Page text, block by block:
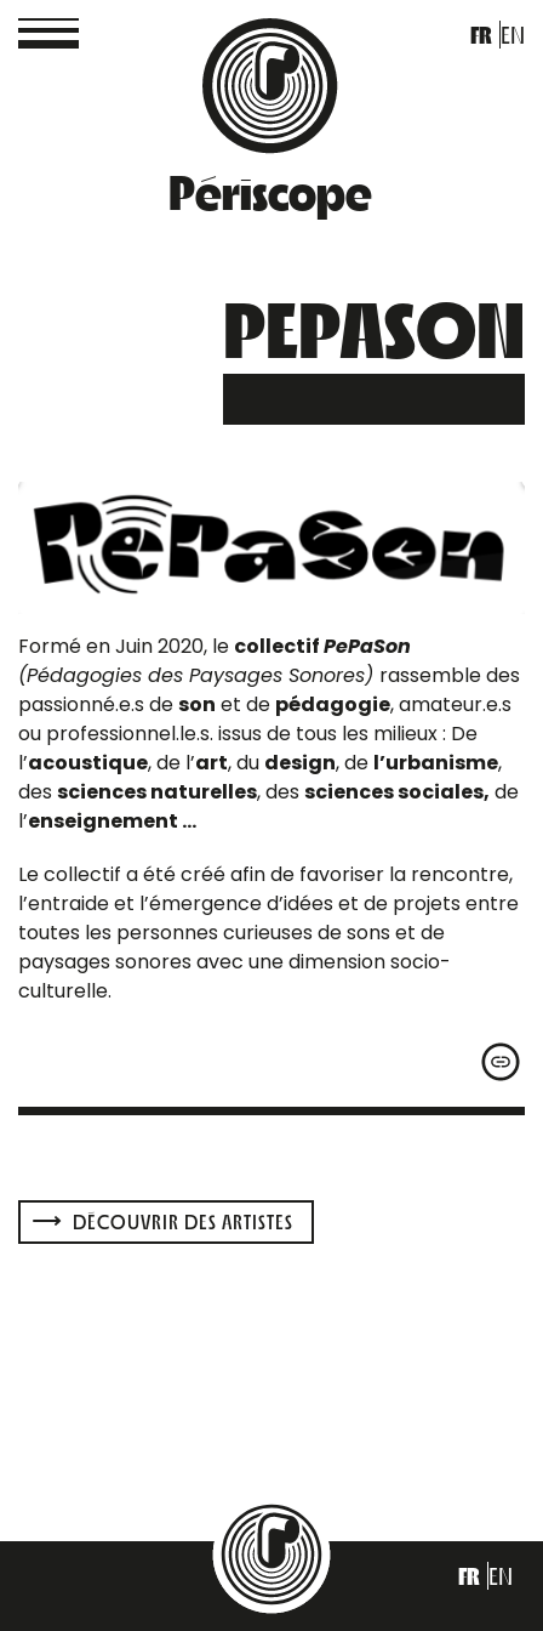
Périscope
FR EN
PEPASON
Formé en Juin 2020, le collectifPePaSon
(Pédagogies des Paysages Sonores) rassemble des
passionné.e.s deson et de pédagogie, amateur.e.s
ou professionnel.le.s. issus de tous les milieux : De
l’acoustique, de l’art, du design, de l’urbanisme,
dessciences naturelles, dessciences sociales, de
l’enseignement …
Le collectif a été créé afin de favoriser la rencontre,
l’entraide et l’émergence d’idées et de projets entre
toutes les personnes curieuses de sons et de
paysages sonores avec une dimension socio-
culturelle.
DÉCOUVRIR DES ARTISTES
FR EN